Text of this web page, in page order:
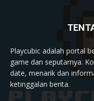
Playcubic adalah portal
game dan seputarnya.
date, menarik dan
ketinggalan berita.